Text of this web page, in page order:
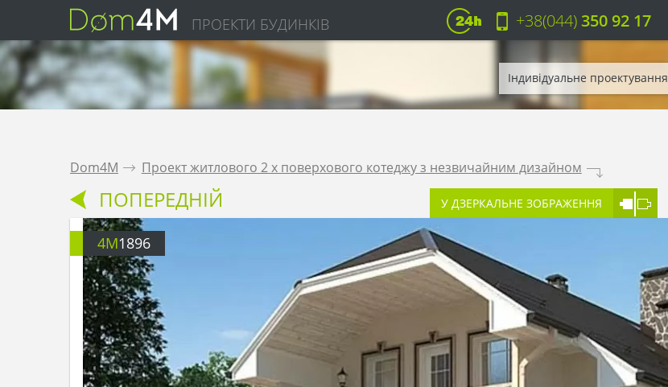
ПРОЕКТИ БУДИНКІВ +38(044)350 92 17
Індивідуальне проектування
Dom4M . Проект житлового 2 х поверхового котеджу з незвичайним дизайном .
ПОПЕРЕДНІЙ У ДЗЕРКАЛЬНЕ ЗОБРАЖЕННЯ
4M1896